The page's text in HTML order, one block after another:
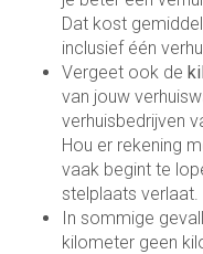
Dat kost
inclusief één
Vergeet ook de
van jouw
verhuisbedrijven
Hou er rekening
vaak begint te
stelplaats verlaat.
In sommige
kilometer geen